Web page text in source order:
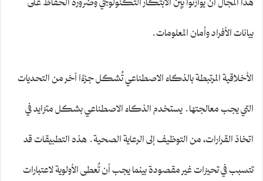
بيانات الأفراد وأمان المعلومات.
الأخلاقية المرتبطة بالذكاء الاصطناعي تُشكل جزءًا آخر من التحديات
التي يجب معالجتها. يستخدم الذكاء الاصطناعي بشكل متزايد في
اتخاذ القرارات، من التوظيف إلى الرعاية الصحية. هذه التطبيقات قد
تتسبب في تحيزات غير مقصودة بينما يجب أن تُعطى الأولوية لاعتبارات